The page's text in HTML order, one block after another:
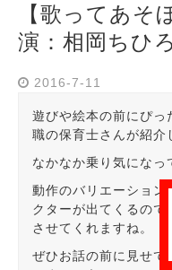
【歌ってあそ
演：相岡ちひ
2016-7-11
遊びや絵本の前にぴっ
職の保育士さんが紹介
なかなか乗り気になっ
動作のバリエーション
クターが出てくるの
させてくれますね。
ぜひお話の前に見せて